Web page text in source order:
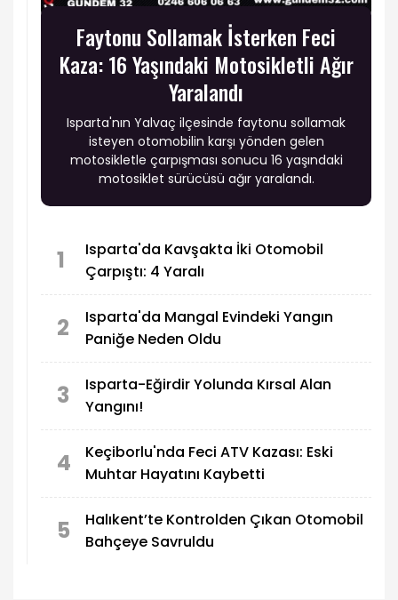
Faytonu Sollamak İsterken Feci
Kaza: 16 Yaşındaki Motosikletli Ağır
Yaralandı
Isparta'nın Yalvaç ilçesinde faytonu sollamak
isteyen otomobilin karşı yönden gelen
motosikletle çarpışması sonucu 16 yaşındaki
motosiklet sürücüsü ağır yaralandı.
1
Isparta'da Kavşakta İki Otomobil
Çarpıştı: 4 Yaralı
2
Isparta'da Mangal Evindeki Yangın
Paniğe Neden Oldu
3
Isparta-Eğirdir Yolunda Kırsal Alan
Yangını!
4
Keçiborlu'nda Feci ATV Kazası: Eski
Muhtar Hayatını Kaybetti
5
Halıkent’te Kontrolden Çıkan Otomobil
Bahçeye Savruldu